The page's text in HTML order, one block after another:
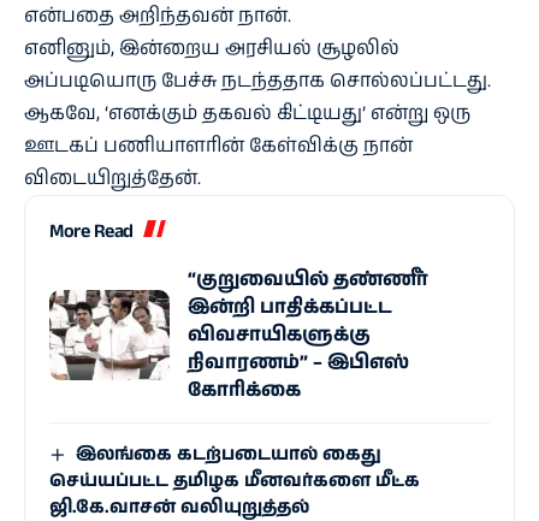
என்பதை அறிந்தவன் நான்.
எனினும், இன்றைய அரசியல் சூழலில்
அப்படியொரு பேச்சு நடந்ததாக சொல்லப்பட்டது.
ஆகவே, ‘எனக்கும் தகவல் கிட்டியது’ என்று ஒரு
ஊடகப் பணியாளரின் கேள்விக்கு நான்
விடையிறுத்தேன்.
More Read
“குறுவையில் தண்ணீர்
இன்றி பாதிக்கப்பட்ட
விவசாயிகளுக்கு
நிவாரணம்” – இபிஎஸ்
கோரிக்கை
இலங்கை கடற்படையால் கைது
செய்யப்பட்ட தமிழக மீனவர்களை மீட்க
ஜி.கே.வாசன் வலியுறுத்தல்